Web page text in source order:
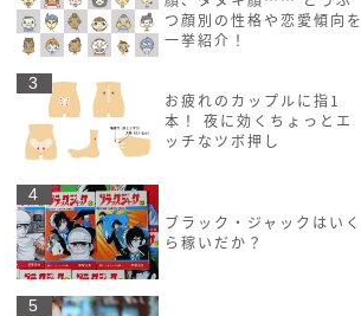
つ顔別の性格や恋愛傾向を
一挙紹介！
3
お疲れのカップルに指1
本！ 夜に効くちょっとエ
ッチなツボ押し
4
ブラック・ジャックはいく
ら稼いだか？
5